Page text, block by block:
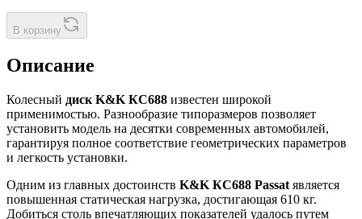
В корзину
Описание
Колесный диск K&K КС688 известен широкой
применимостью. Разнообразие типоразмеров позволяет
установить модель на десятки современных автомобилей,
гарантируя полное соответствие геометрических параметров
и легкость установки.
Одним из главных достоинств K&K КС688 Passat является
повышенная статическая нагрузка, достигающая 610 кг.
Добиться столь впечатляющих показателей удалось путем